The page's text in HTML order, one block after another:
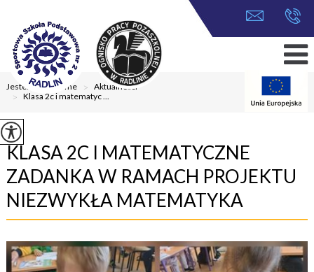
Jesteś tutaj:Home > Aktualności
> Klasa 2c i matematyc ...
KLASA 2C I MATEMATYCZNE
ZADANKA W RAMACH PROJEKTU
NIEZWYKŁA MATEMATYKA